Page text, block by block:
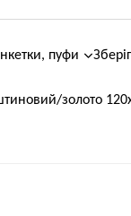
пуфи
золото